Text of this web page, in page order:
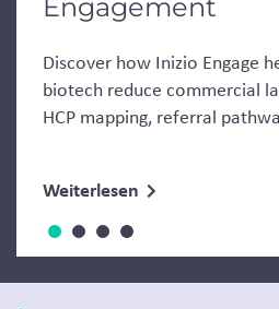
Engagement
Discover how Inizio Engage
biotech reduce commercial
HCP mapping, referral
Weiterlesen